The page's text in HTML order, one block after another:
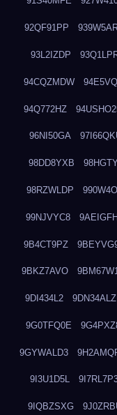
92QF91PP
93L2IZDP
94CQZMDW
94Q772HZ
96NI50GA
98DD8YXB
98RZWLDP
99NJVYC8
9B4CT9PZ
9BKZ7AVO
9DI434L2 9DN34ALZ
9G0TFQ0E
9GYWALD3
9I3U1D5L
9IQBZSXG